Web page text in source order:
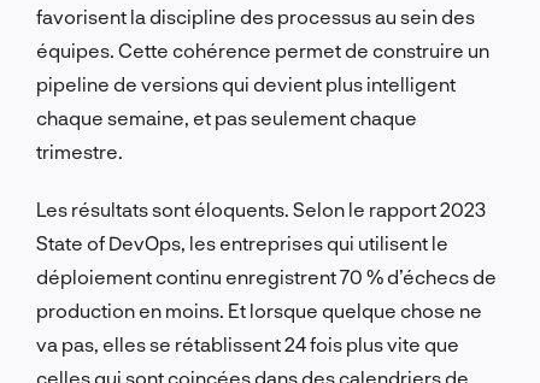
favorisent la discipline des processus au sein des
équipes. Cette cohérence permet de construire un
pipeline de versions qui devient plus intelligent
chaque semaine, et pas seulement chaque
trimestre.
Les résultats sont éloquents. Selon le rapport 2023
State of DevOps, les entreprises qui utilisent le
déploiement continu enregistrent 70 % d’échecs de
production en moins. Et lorsque quelque chose ne
va pas, elles se rétablissent 24 fois plus vite que
celles qui sont coincées dans des calendriers de